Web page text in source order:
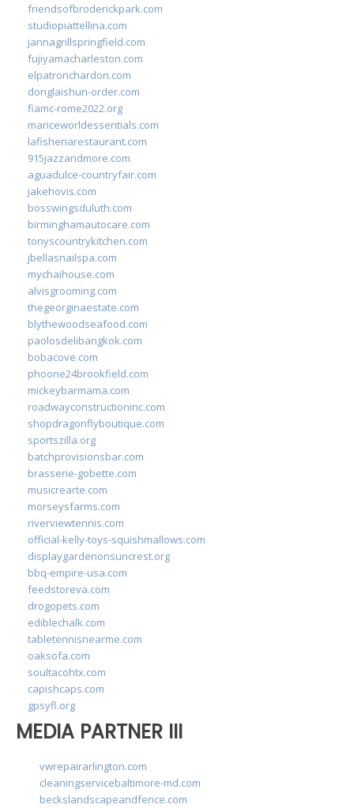
friendsofbroderickpark.com
studiopiattellina.com
jannagrillspringfield.com
fujiyamacharleston.com
elpatronchardon.com
donglaishun-order.com
fiamc-rome2022.org
mariceworldessentials.com
lafisheriarestaurant.com
915jazzandmore.com
aguadulce-countryfair.com
jakehovis.com
bosswingsduluth.com
birminghamautocare.com
tonyscountrykitchen.com
jbellasnailspa.com
mychaihouse.com
alvisgrooming.com
thegeorginaestate.com
blythewoodseafood.com
paolosdelibangkok.com
bobacove.com
phoone24brookfield.com
mickeybarmama.com
roadwayconstructioninc.com
shopdragonflyboutique.com
sportszilla.org
batchprovisionsbar.com
brasserie-gobette.com
musicrearte.com
morseysfarms.com
riverviewtennis.com
official-kelly-toys-squishmallows.com
displaygardenonsuncrest.org
bbq-empire-usa.com
feedstoreva.com
drogopets.com
ediblechalk.com
tabletennisnearme.com
oaksofa.com
soultacohtx.com
capishcaps.com
gpsyfl.org
MEDIA PARTNER III
vwrepairarlington.com
cleaningservicebaltimore-md.com
beckslandscapeandfence.com